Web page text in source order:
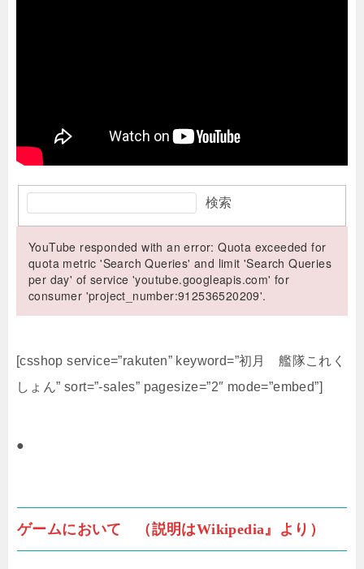
検索
YouTube responded with an error: Quota exceeded for
quota metric 'Search Queries' and limit 'Search Queries
per day' of service 'youtube.googleapis.com' for
consumer 'project_number:912536520209'.
[csshop service=”rakuten” keyword=”初月 艦隊これく
しょん” sort=”-sales” pagesize=”2″ mode=”embed”]
●
ゲームにおいて （説明はWikipedia』より）